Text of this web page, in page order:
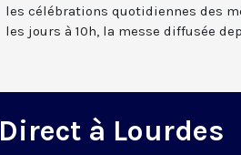
les célébrations quotidiennes des
les jours à 10h, la messe diffusée
Direct à Lourdes